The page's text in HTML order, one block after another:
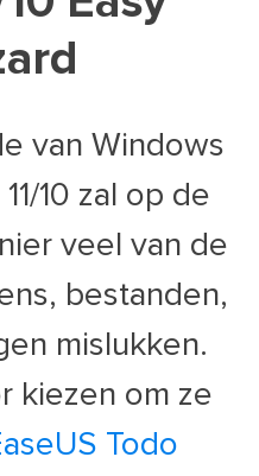
van Windows
10 zal op de
veel van de
bestanden,
mislukken.
kiezen om ze
Todo